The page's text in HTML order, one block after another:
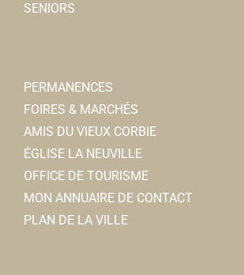
SENIORS
PERMANENCES
FOIRES & MARCHÉS
AMIS DU VIEUX CORBIE
ÉGLISE LA NEUVILLE
OFFICE DE TOURISME
MON ANNUAIRE DE CONTACT
PLAN DE LA VILLE